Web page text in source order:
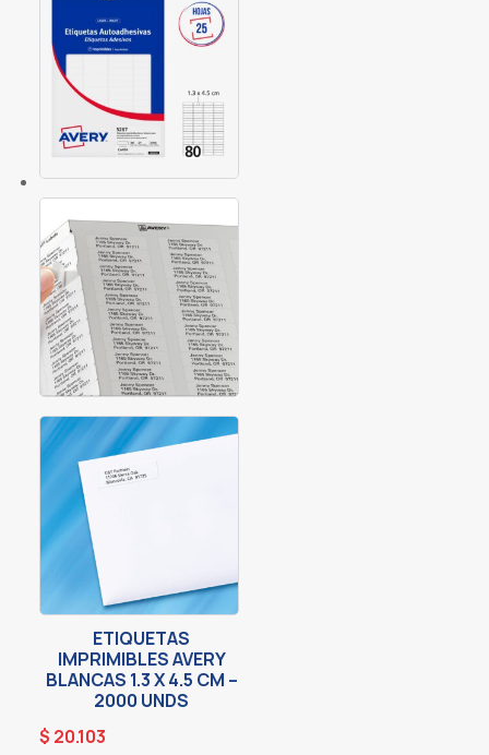
ETIQUETAS
IMPRIMIBLES AVERY
BLANCAS 1.3 X 4.5 CM –
2000 UNDS
$ 20.103